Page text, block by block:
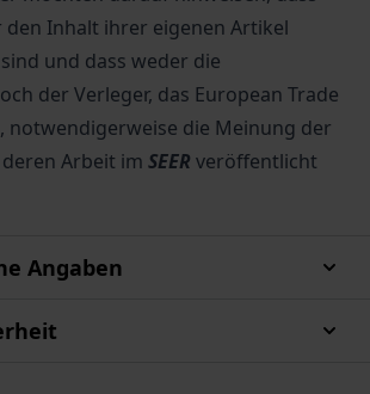
Inhalt ihrer eigenen Artikel
und dass weder die
der Verleger, das European Trade
notwendigerweise die Meinung der
Arbeit im SEER veröffentlicht
Angaben